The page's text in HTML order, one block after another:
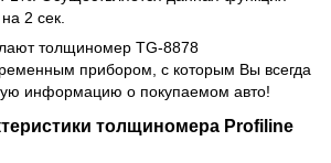
2 сек.
толщиномер TG-8878
прибором, с которым Вы всегда
информацию о покупаемом авто!
толщиномера Profiline